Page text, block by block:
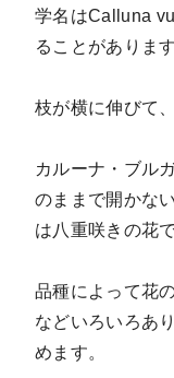
学名はCalluna
ることがあります
枝が横に伸びて
カルーナ・ブル
のままで開かな
は八重咲きの花
品種によって花
などいろいろあ
めます。